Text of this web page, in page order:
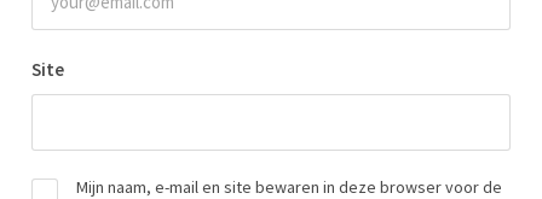
Site
Mijn naam, e-mail en site bewaren in deze browser voor de